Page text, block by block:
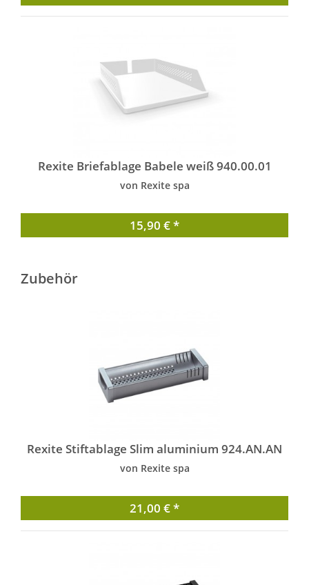
Rexite Briefablage Babele weiß 940.00.01
von Rexite spa
15,90 € *
Zubehör
Rexite Stiftablage Slim aluminium 924.AN.AN
von Rexite spa
21,00 € *